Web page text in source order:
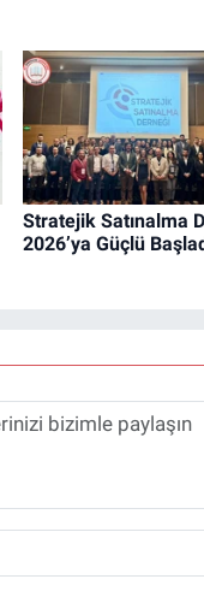
Stratejik Satınalma
2026’ya Güçlü